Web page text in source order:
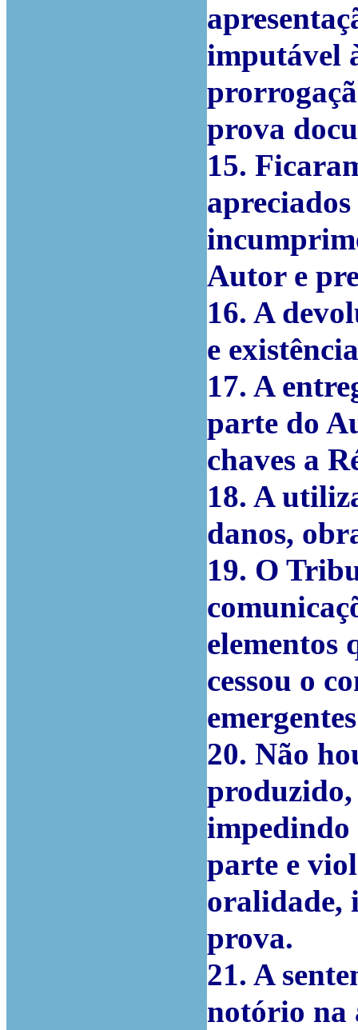
imputável
prova
15.
Autor e
16. A
e
17. A
parte do
chaves a
18. A
danos,
19. O
elementos
cessou o
20. Não
produzido,
impedindo
parte e
oralidade,
prova.
21. A
notório na